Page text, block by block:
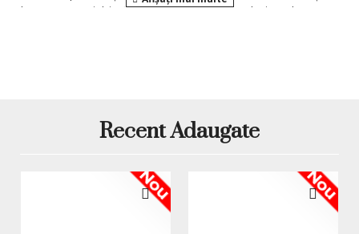
doresc o manichiură diferită de nuanțele clasice, dar ușor
pedichiuri fresh, modele romantice, designuri minimaliste,
french colorat sau unghii de accent. Formatul de 7ml este
manichiură și utilizare personală.
Galben caisă neon pentru
manichiuri calde și luminoase
Recent Adaugate
Nou Nou